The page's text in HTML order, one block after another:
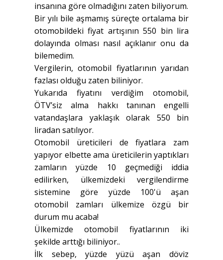
insanına göre olmadığını zaten biliyorum.
Bir yılı bile aşmamış süreçte ortalama bir
otomobildeki fiyat artışının 550 bin lira
dolayında olması nasıl açıklanır onu da
bilemedim.
Vergilerin, otomobil fiyatlarının yarıdan
fazlası olduğu zaten biliniyor.
Yukarıda fiyatını verdiğim otomobil,
ÖTV’siz alma hakkı tanınan engelli
vatandaşlara yaklaşık olarak 550 bin
liradan satılıyor.
Otomobil üreticileri de fiyatlara zam
yapıyor elbette ama üreticilerin yaptıkları
zamların yüzde 10 geçmediği iddia
edilirken, ülkemizdeki vergilendirme
sistemine göre yüzde 100'ü aşan
otomobil zamları ülkemize özgü bir
durum mu acaba!
Ülkemizde otomobil fiyatlarının iki
şekilde arttığı biliniyor..
İlk sebep, yüzde yüzü aşan döviz